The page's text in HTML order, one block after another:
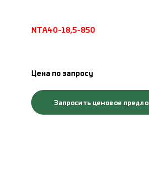
NTA40-18,5-850
Цена по запросу
Запросить ценовое